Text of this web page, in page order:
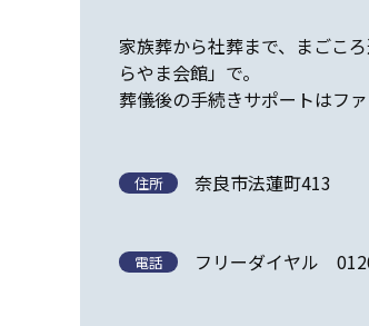
家族葬から社葬まで、まごこ
らやま会館」で。
葬儀後の手続きサポートはフ
住所 奈良市法蓮町413
電話 フリーダイヤル